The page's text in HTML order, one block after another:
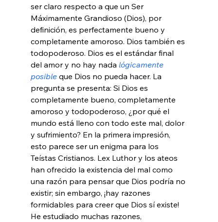
ser claro respecto a que un Ser
Máximamente Grandioso (Dios), por
definición, es perfectamente bueno y
completamente amoroso. Dios también es
todopoderoso. Dios es el estándar final
del amor y no hay nada lógicamente
posible que Dios no pueda hacer. La
pregunta se presenta: Si Dios es
completamente bueno, completamente
amoroso y todopoderoso, ¿por qué el
mundo está lleno con todo este mal, dolor
y sufrimiento? En la primera impresión,
esto parece ser un enigma para los
Teístas Cristianos. Lex Luthor y los ateos
han ofrecido la existencia del mal como
una razón para pensar que Dios podría no
existir; sin embargo, ¡hay razones
formidables para creer que Dios sí existe!
He estudiado muchas razones,